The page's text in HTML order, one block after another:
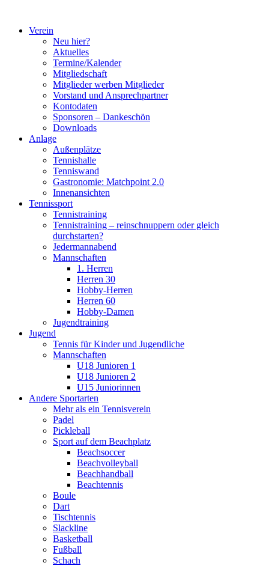
springenVerein
Neu hier?
Aktuelles
Termine/Kalender
Mitgliedschaft
Mitglieder werben Mitglieder
Vorstand und Ansprechpartner
Kontodaten
Sponsoren – Dankeschön
Downloads
Anlage
Außenplätze
Tennishalle
Tenniswand
Gastronomie: Matchpoint 2.0
Innenansichten
Tennissport
Tennistraining
Tennistraining – reinschnuppern oder gleich
durchstarten?
Jedermannabend
Mannschaften
1. Herren
Herren 30
Hobby-Herren
Herren 60
Hobby-Damen
Jugendtraining
Jugend
Tennis für Kinder und Jugendliche
Mannschaften
U18 Junioren 1
U18 Junioren 2
U15 Juniorinnen
Andere Sportarten
Mehr als ein Tennisverein
Padel
Pickleball
Sport auf dem Beachplatz
Beachsoccer
Beachvolleyball
Beachhandball
Beachtennis
Boule
Dart
Tischtennis
Slackline
Basketball
Fußball
Schach